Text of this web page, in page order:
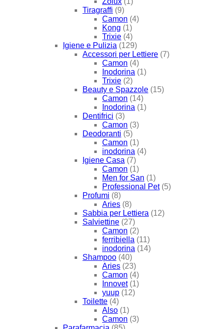
Tiragraffi (9)
Camon (4)
Kong (1)
Trixie (4)
Igiene e Pulizia (129)
Accessori per Lettiere (7)
Camon (4)
Inodorina (1)
Trixie (2)
Beauty e Spazzole (15)
Camon (14)
Inodorina (1)
Dentifrici (3)
Camon (3)
Deodoranti (5)
Camon (1)
inodorina (4)
Igiene Casa (7)
Camon (1)
Men for San (1)
Professional Pet (5)
Profumi (8)
Aries (8)
Sabbia per Lettiera (12)
Salviettine (27)
Camon (2)
ferribiella (11)
inodorina (14)
Shampoo (40)
Aries (23)
Camon (4)
Innovet (1)
yuup (12)
Toilette (4)
Also (1)
Camon (3)